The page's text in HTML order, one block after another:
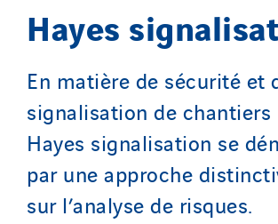
Hayes
En matière de sécurité et
signalisation de chantiers
Hayes signalisation se
par une approche
sur l’analyse de risques.